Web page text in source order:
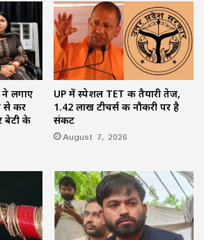
ने लगाए
से कर
बेटी के
UP में स्पेशल TET की तैयारी तेज,
1.42 लाख टीचर्स की नौकरी पर है
संकट
August 7, 2026